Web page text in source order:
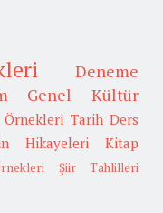
Deneme
Genel Kültür
Tarih Ders
Hikayeleri
Kitap
Şiir Tahlilleri